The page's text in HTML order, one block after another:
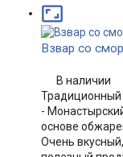

Взвар со
В наличии
Традиционный
-
основе
Очень